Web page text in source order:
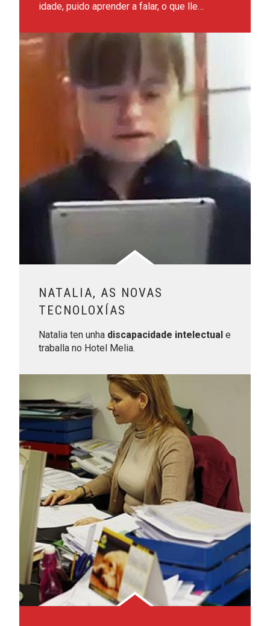
idade, puido aprender a falar, o que lle…
NATALIA, AS NOVAS
TECNOLOXÍAS
Natalia ten unha discapacidade intelectual e
traballa no Hotel Melia.
Leer más sobre Natalia, as novas tecnoloxías
Leer más sobre Marta, carreira de fondo para conseguir as